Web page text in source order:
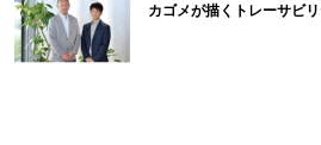
カゴメが描くトレーサビ